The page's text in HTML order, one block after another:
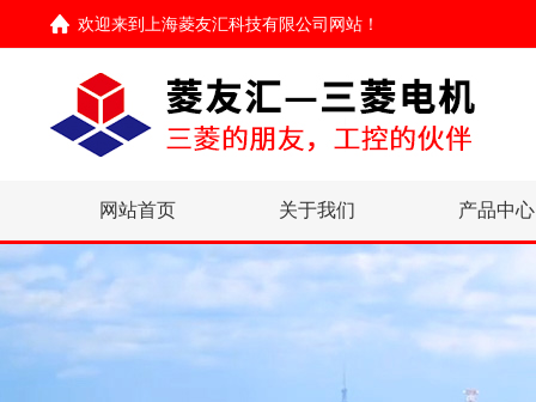
欢迎来到 上海菱友汇科技有限公司网站 ！
网站首页 关于我们 产品中心